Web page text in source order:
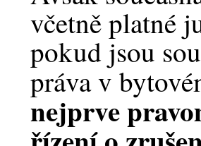
včetně platné
pokud jsou
práva v
nejprve